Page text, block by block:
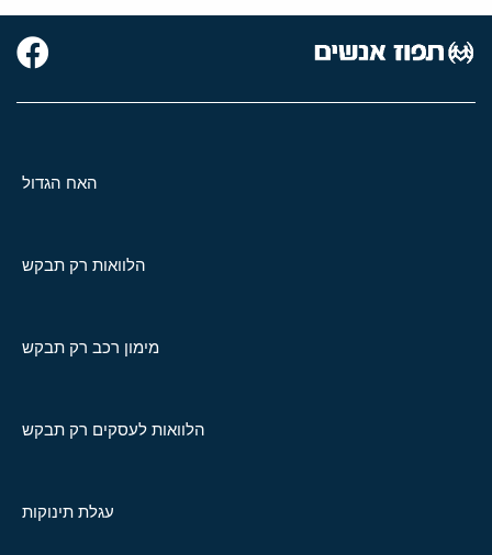
האח הגדול
הלוואות רק תבקש
מימון רכב רק תבקש
הלוואות לעסקים רק תבקש
עגלת תינוקות